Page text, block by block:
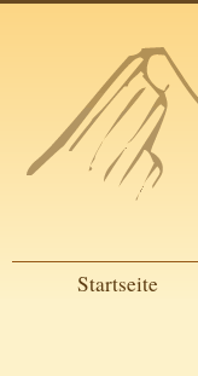
Startseite